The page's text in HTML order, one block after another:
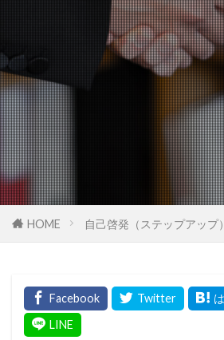
HOME 自己啓発（ステップアップ）